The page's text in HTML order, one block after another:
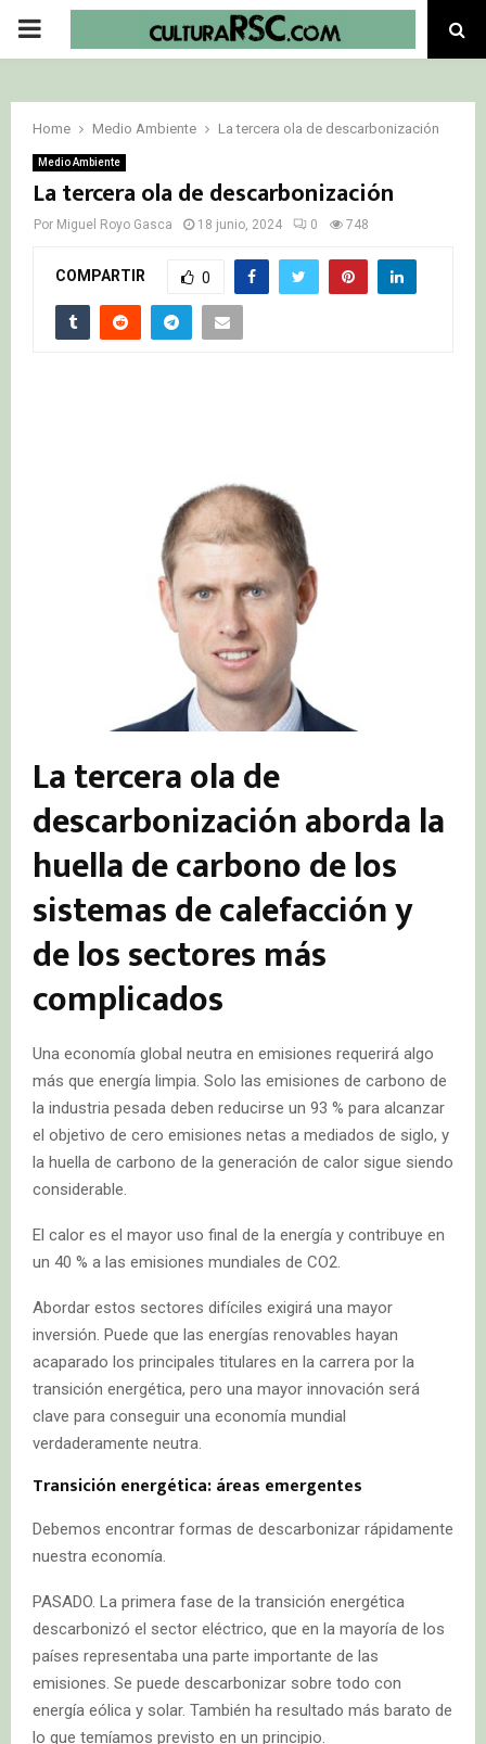
PRIMARY
Home Medio Ambiente La tercera ola de descarbonización
Medio Ambiente
La tercera ola de descarbonización
Por Miguel Royo Gasca 18 junio, 2024 0 748
COMPARTIR 0
La tercera ola de
descarbonización aborda la
huella de carbono de los
sistemas de calefacción y
de los sectores más
complicados
Una economía global neutra en emisiones requerirá algo
más que energía limpia. Solo las emisiones de carbono de
la industria pesada deben reducirse un 93 % para alcanzar
el objetivo de cero emisiones netas a mediados de siglo, y
la huella de carbono de la generación de calor sigue siendo
considerable.
El calor es el mayor uso final de la energía y contribuye en
un 40 % a las emisiones mundiales de CO2.
Abordar estos sectores difíciles exigirá una mayor
inversión. Puede que las energías renovables hayan
acaparado los principales titulares en la carrera por la
transición energética, pero una mayor innovación será
clave para conseguir una economía mundial
verdaderamente neutra.
Transición energética: áreas emergentes
Debemos encontrar formas de descarbonizar rápidamente
nuestra economía.
PASADO. La primera fase de la transición energética
descarbonizó el sector eléctrico, que en la mayoría de los
países representaba una parte importante de las
emisiones. Se puede descarbonizar sobre todo con
energía eólica y solar. También ha resultado más barato de
lo que temíamos previsto en un principio.